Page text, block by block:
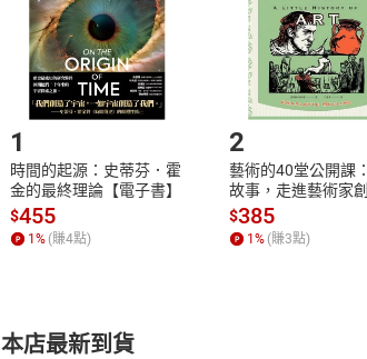
請注意，樂天市場須以整筆訂單為單位
購書後，如何開始使用？
Step1.選擇閱讀載具
1
時間的起源：史蒂芬．霍
金的最終理論【電子書】
$455
1 % (賺4點)
2
藝術的40堂公開課
故事，走進藝術家創
場，看藝術如何誕生
何形塑人類生活【電
書】
$385
1 % (賺3點)
本店最新到貨